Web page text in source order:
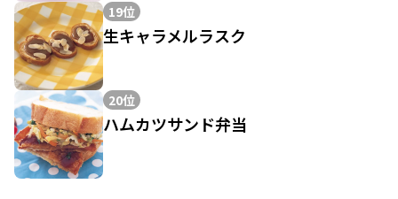
19位
生キャラメルラスク
20位
ハムカツサンド弁当